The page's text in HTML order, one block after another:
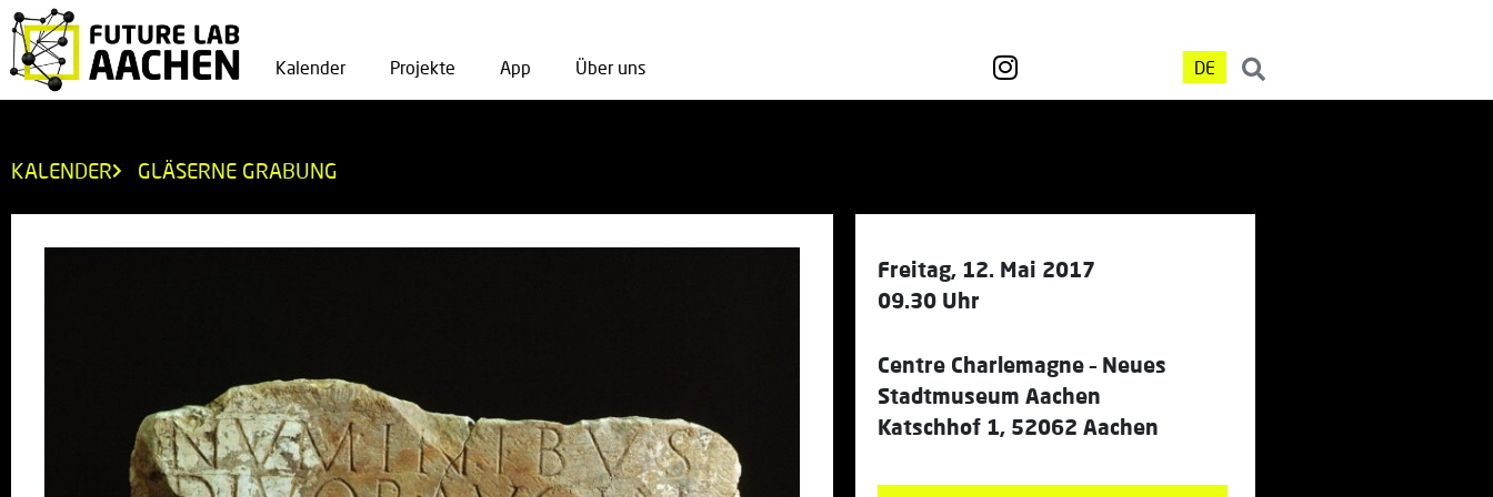
Kalender Projekte App Über uns DE
KALENDER GLÄSERNE GRABUNG
Freitag, 12. Mai 2017
09.30 Uhr
Centre Charlemagne – Neues
Stadtmuseum Aachen
Katschhof 1, 52062 Aachen